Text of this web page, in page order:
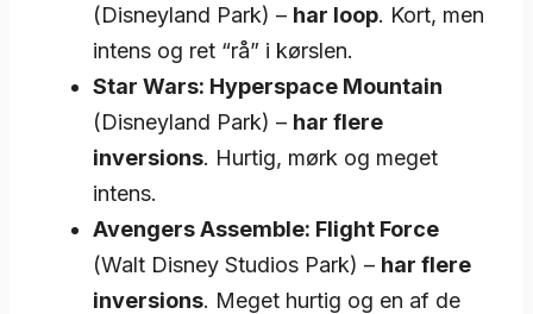
(Disneyland Park) – har loop. Kort, men
intens og ret “rå” i kørslen.
Star Wars: Hyperspace Mountain
(Disneyland Park) – har flere
inversions. Hurtig, mørk og meget
intens.
Avengers Assemble: Flight Force
(Walt Disney Studios Park) – har flere
inversions. Meget hurtig og en af de